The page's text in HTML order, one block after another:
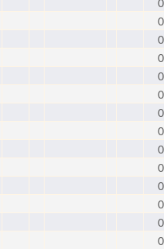
0
0
0
0
0
0
0
0
0
0
0
0
0